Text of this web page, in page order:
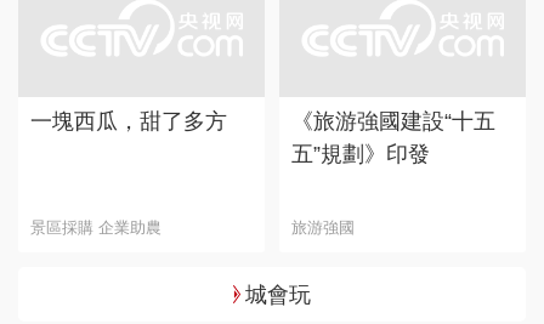
一塊西瓜，甜了多方
景區採購 企業助農
《旅游強國建設“十五
五”規劃》印發
旅游強國
城會玩